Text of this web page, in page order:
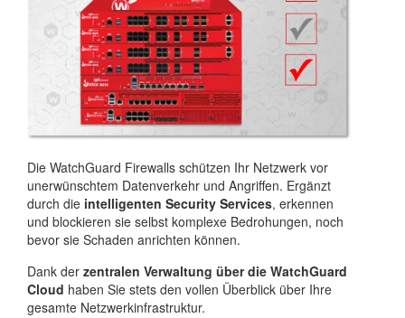
Die WatchGuard Firewalls schützen Ihr Netzwerk vor
unerwünschtem Datenverkehr und Angriffen. Ergänzt
durch die intelligenten Security Services, erkennen
und blockieren sie selbst komplexe Bedrohungen, noch
bevor sie Schaden anrichten können.
Dank der zentralen Verwaltung über die WatchGuard
Cloud haben Sie stets den vollen Überblick über Ihre
gesamte Netzwerkinfrastruktur.